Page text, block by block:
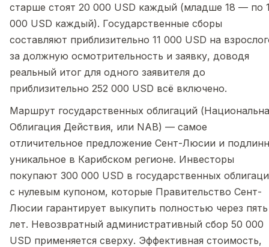
старше стоят 20 000 USD каждый (младше 18 — по
000 USD каждый). Государственные сборы
составляют приблизительно 11 000 USD на
за должную осмотрительность и заявку, доводя
реальный итог для одного заявителя до
приблизительно 252 000 USD всё включено.
Маршрут государственных облигаций
Облигация Действия, или NAB) — самое
отличительное предложение Сент-Люсии и
уникальное в Карибском регионе. Инвесторы
покупают 300 000 USD в государственных
с нулевым купоном, которые Правительство Сент-
Люсии гарантирует выкупить полностью через пять
лет. Невозвратный административный сбор 50 000
USD применяется сверху. Эффективная стоимость,